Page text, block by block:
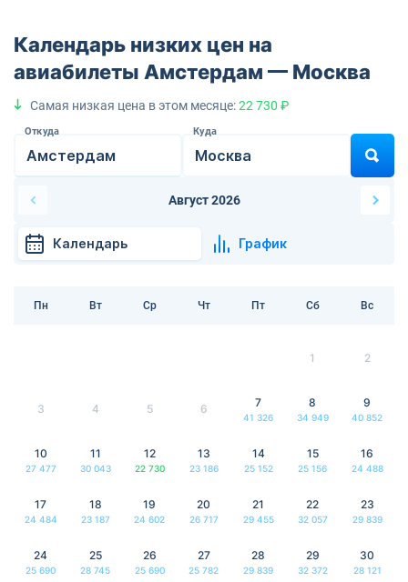
Календарь низких цен на
авиабилеты Амстердам — Москва
Самая низкая цена в этом месяце:22 730 ₽
Откуда Куда
Август 2026
Календарь График
Пн Вт Ср Чт Пт Сб Вс
1 2
3 4 5 6 7
41 326
8
34 949
9
40 852
10
27 477
11
30 043
12
22 730
13
23 186
14
25 152
15
25 156
16
24 488
17
24 484
18
23 187
19
24 602
20
26 717
21
29 455
22
32 057
23
29 839
24
25 690
25
28 745
26
25 690
27
25 782
28
29 839
29
32 372
30
28 121